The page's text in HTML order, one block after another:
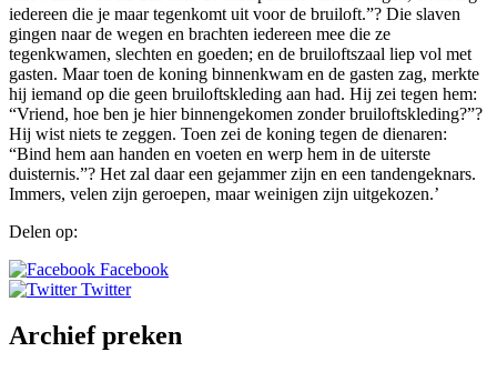
iedereen die je maar tegenkomt uit voor de bruiloft.”? Die slaven
gingen naar de wegen en brachten iedereen mee die ze
tegenkwamen, slechten en goeden; en de bruiloftszaal liep vol met
gasten. Maar toen de koning binnenkwam en de gasten zag, merkte
hij iemand op die geen bruiloftskleding aan had. Hij zei tegen hem:
“Vriend, hoe ben je hier binnengekomen zonder bruiloftskleding?”?
Hij wist niets te zeggen. Toen zei de koning tegen de dienaren:
“Bind hem aan handen en voeten en werp hem in de uiterste
duisternis.”? Het zal daar een gejammer zijn en een tandengeknars.
Immers, velen zijn geroepen, maar weinigen zijn uitgekozen.’
Delen op:
Facebook
Twitter
Archief preken